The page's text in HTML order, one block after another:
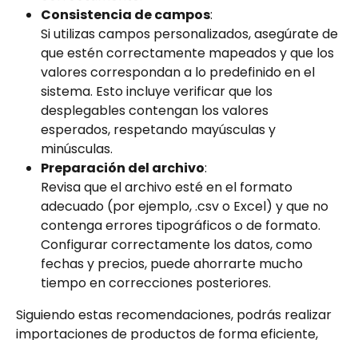
Consistencia de campos:
Si utilizas campos personalizados, asegúrate de
que estén correctamente mapeados y que los
valores correspondan a lo predefinido en el
sistema. Esto incluye verificar que los
desplegables contengan los valores
esperados, respetando mayúsculas y
minúsculas.
Preparación del archivo:
Revisa que el archivo esté en el formato
adecuado (por ejemplo, .csv o Excel) y que no
contenga errores tipográficos o de formato.
Configurar correctamente los datos, como
fechas y precios, puede ahorrarte mucho
tiempo en correcciones posteriores.
Siguiendo estas recomendaciones, podrás realizar
importaciones de productos de forma eficiente,